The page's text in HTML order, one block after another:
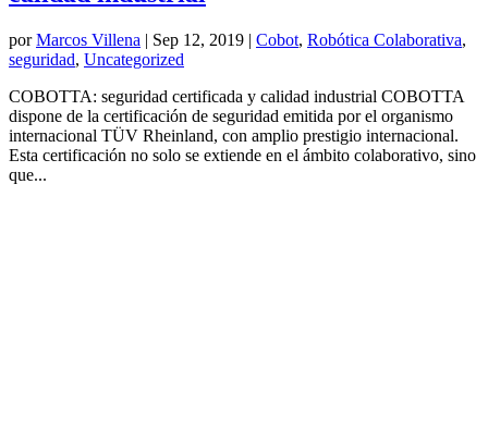
porMarcos Villena | Sep 12, 2019 | Cobot, Robótica Colaborativa,
seguridad, Uncategorized
COBOTTA: seguridad certificada y calidad industrial COBOTTA
dispone de la certificación de seguridad emitida por el organismo
internacional TÜV Rheinland, con amplio prestigio internacional.
Esta certificación no solo se extiende en el ámbito colaborativo, sino
que...